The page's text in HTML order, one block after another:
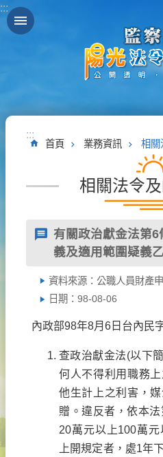
跳到主要內容區塊
:::
:::
首頁 業務資訊 相關
相關法令
有關政治獻金法第
義及適用範圍疑義
資料來源：公職人員財產
日期：98-08-06
內政部98年8月6日台內民
查政治獻金法(以下
何人不得利用職務
他生計上之利害，
贈。違反者，依本
20萬元以上100萬
上開規定者，處1年